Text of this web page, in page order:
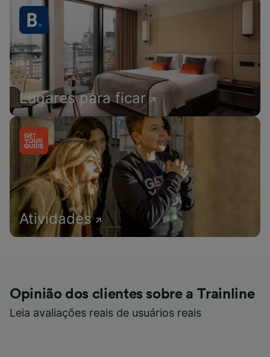
Lugares para ficar
Atividades
Opinião dos clientes sobre a Trainline
Leia avaliações reais de usuários reais